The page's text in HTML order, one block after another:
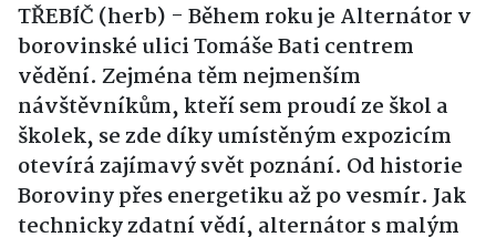
TŘEBÍČ (herb) - Během roku je Alternátor v
borovinské ulici Tomáše Bati centrem
vědění. Zejména těm nejmenším
návštěvníkům, kteří sem proudí ze škol a
školek, se zde díky umístěným expozicím
otevírá zajímavý svět poznání. Od historie
Boroviny přes energetiku až po vesmír. Jak
technicky zdatní vědí, alternátor s malým